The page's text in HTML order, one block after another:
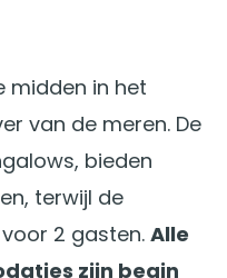
midden in het
van de meren. De
bieden
terwijl de
2 gasten. Alle
zijn begin